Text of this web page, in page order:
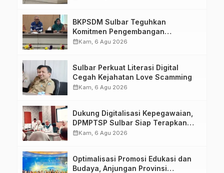
BKPSDM Sulbar Teguhkan
Komitmen Pengembangan
Kompetensi ASN melalui
calendar_monthKam, 6 Agu 2026
Sulbar Perkuat Literasi Digital
Cegah Kejahatan Love Scamming
calendar_monthKam, 6 Agu 2026
Dukung Digitalisasi Kepegawaian,
DPMPTSP Sulbar Siap Terapkan
Aplikasi FLEKSI ASN
calendar_monthKam, 6 Agu 2026
Optimalisasi Promosi Edukasi dan
Budaya, Anjungan Provinsi